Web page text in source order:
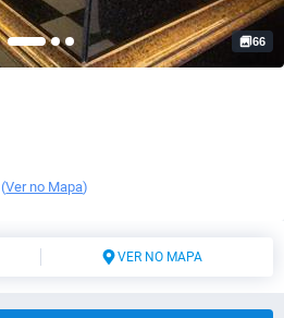
(Ver no Mapa)
66
VER NO MAPA